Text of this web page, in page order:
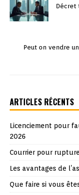
Décret
Peut on vendre
ARTICLES RÉCENTS
Licenciement pour
2026
Courrier pour
Les avantages de
Que faire si vous